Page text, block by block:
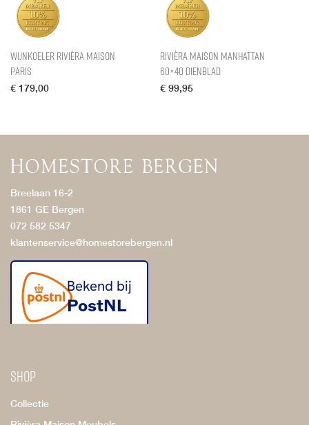
Wijnkoeler Rivièra Maison
Paris
€ 179,00
Rivièra Maison Manhattan
60×40 Dienblad
€ 99,95
Breelaan 16-2
1861 GE Bergen
072 582 5347
klantenservice@homestorebergen.nl
Shop
Collectie